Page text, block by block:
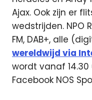
Ajax. Ook zijn er
wedstrijden. NPO
FM, DAB+, alle
wereldwijd via
wordt vanaf
Facebook NOS